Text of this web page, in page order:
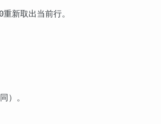
重新取出当前行。
）。